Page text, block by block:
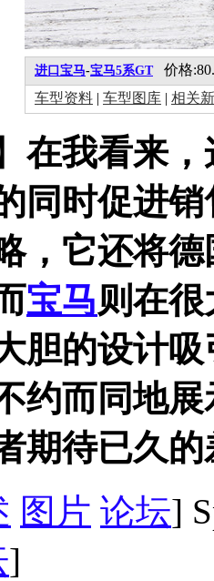
进口宝马-宝马5系GT价格
车型资料 | 车型图库 | 相关
在我看来
同时促进销
，它还将
宝马则在
胆的设计
约而同地
期待已久
图片 论坛]
]